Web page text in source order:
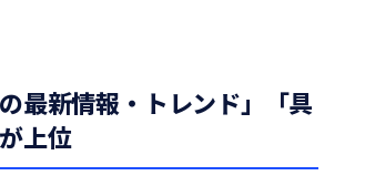
最新情報・トレンド」「具
上位